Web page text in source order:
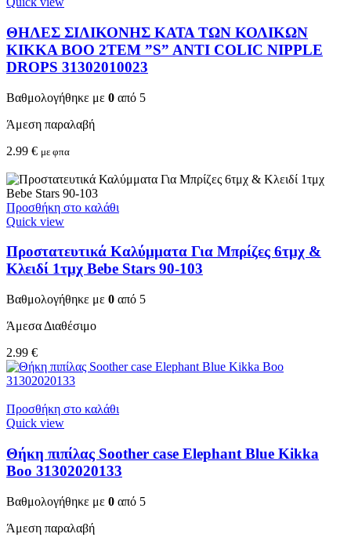
ΘΗΛΕΣ ΣΙΛΙΚΟΝΗΣ ΚΑΤΑ ΤΩΝ ΚΟΛΙΚΩΝ
KIKKA BOO 2TEM ”S” ANTI COLIC NIPPLE
DROPS 31302010023
Βαθμολογήθηκε με 0 από 5
Άμεση παραλαβή
2.99 € με φπα
Προσθήκη στο καλάθι
Quick view
Προστατευτικά Καλύμματα Για Μπρίζες 6τμχ &
Κλειδί 1τμχ Bebe Stars 90-103
Βαθμολογήθηκε με 0 από 5
Άμεσα Διαθέσιμο
2.99 €
Προσθήκη στο καλάθι
Quick view
Θήκη πιπίλας Soother case Elephant Blue Kikka
Boo 31302020133
Βαθμολογήθηκε με 0 από 5
Άμεση παραλαβή